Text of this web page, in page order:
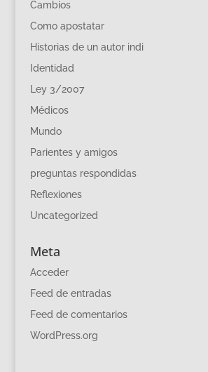
Cambios
Como apostatar
Historias de un autor indi
Identidad
Ley 3/2007
Médicos
Mundo
Parientes y amigos
preguntas respondidas
Reflexiones
Uncategorized
Meta
Acceder
Feed de entradas
Feed de comentarios
WordPress.org